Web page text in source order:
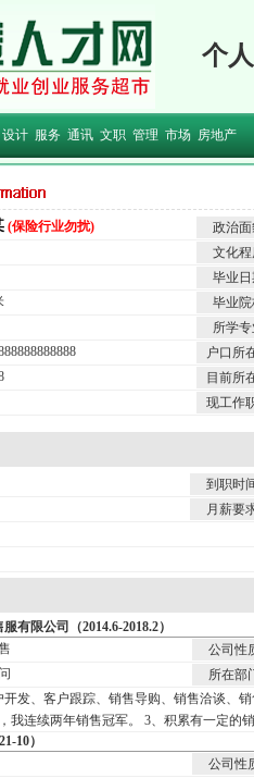
个
设计 服务 通讯 文职 管理 市场 房地产
(保险行业勿扰)
政治
文化
毕业
毕业
所学
户口所
目前所
现工作
到职时
月薪要
有限公司（2014.6-2018.2）
公司性
所在部
开发、客户跟踪、销售导购、销售洽谈、
我连续两年销售冠军。 3、积累有一定的
10）
公司性